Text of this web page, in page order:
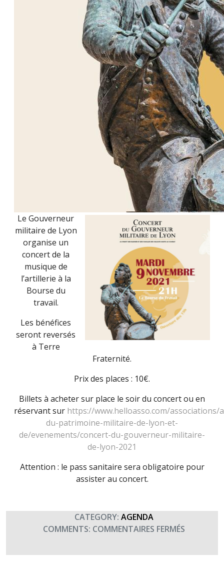
Le Gouverneur
militaire de Lyon
organise un
concert de la
musique de
l’artillerie à la
Bourse du
travail.
Les bénéfices
seront reversés
à Terre
Fraternité.
Prix des places : 10€.
Billets à acheter sur place le soir du concert ou en
réservant sur https://www.helloasso.com/associations/
du-patrimoine-militaire-de-lyon-et-
de/evenements/concert-du-gouverneur-militaire-
de-lyon-2021
Attention : le pass sanitaire sera obligatoire pour
assister au concert.
CATEGORY: AGENDA
COMMENTS: COMMENTAIRES FERMÉS
DU